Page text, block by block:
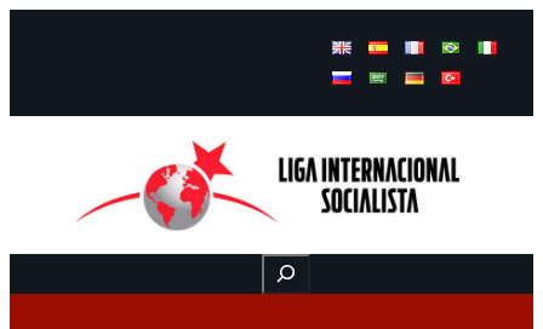
Buscar